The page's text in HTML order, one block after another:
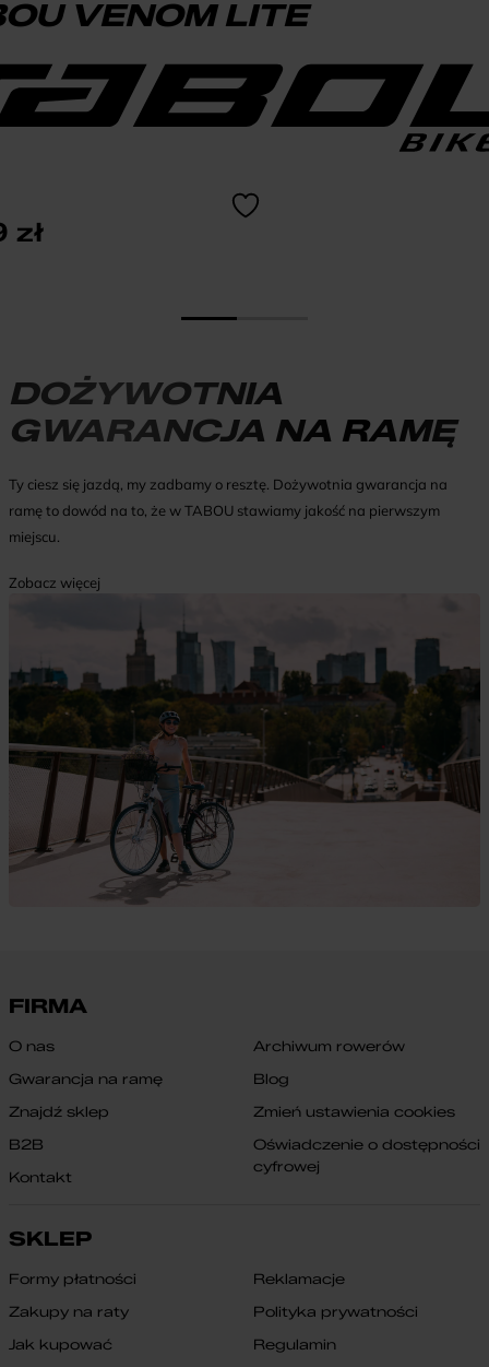
VENOM LITE
zł
DOŻYWOTNIA
GWARANCJA NA RAMĘ
Ty ciesz się jazdą, my zadbamy o resztę. Dożywotnia gwarancja na
ramę to dowód na to, że w TABOU stawiamy jakość na pierwszym
miejscu.
Zobacz więcej
FIRMA
O nas
Gwarancja na ramę
Znajdź sklep
B2B
Kontakt
Archiwum rowerów
Blog
Zmień ustawienia cookies
Oświadczenie o dostępności
cyfrowej
SKLEP
Formy płatności
Zakupy na raty
Jak kupować
Reklamacje
Polityka prywatności
Regulamin